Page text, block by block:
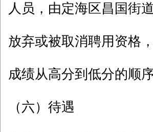
人员，由定海区昌国街
放弃或被取消聘用资格
成绩从高分到低分的顺
（六）待遇